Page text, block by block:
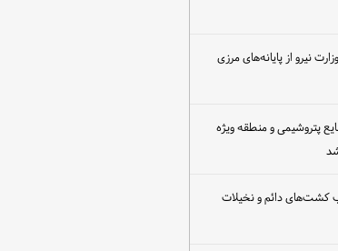
نیرو از پایانه‌های مرزی
پتروشیمی و منطقه ویژه
کشت‌های دائم و نخیلات